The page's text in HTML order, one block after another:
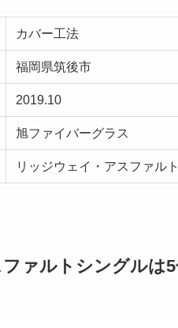
カバー工法
福岡県筑後市
2019.10
旭ファイバーグラス
リッジウェイ・アスファル
ァルトシングルは